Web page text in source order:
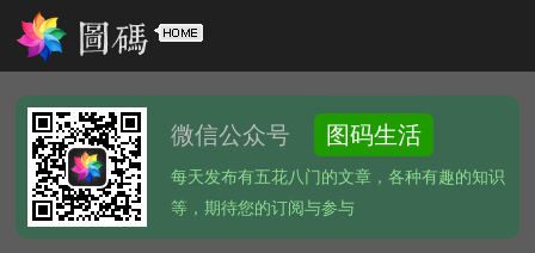
微信公众号 图码生活
每天发布有五花八门的文章，各种有趣的知识
等，期待您的订阅与参与